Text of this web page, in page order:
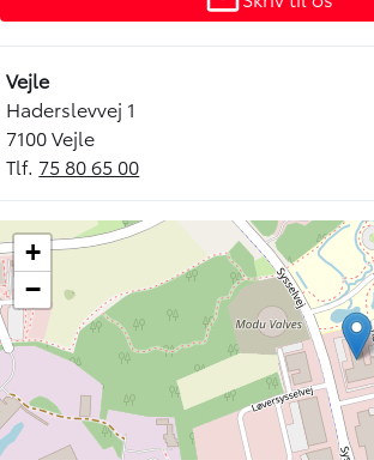
Vejle
Haderslevvej 1
7100 Vejle
Tlf. 75 80 65 00